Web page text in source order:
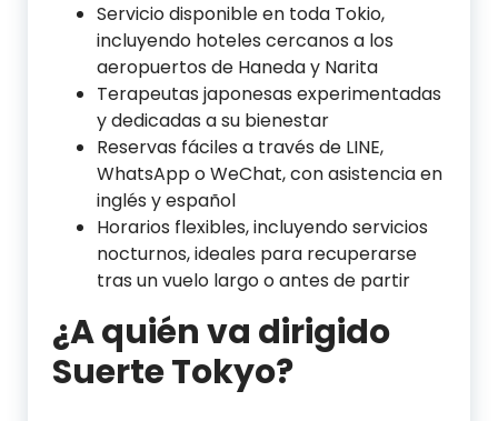
Servicio disponible en toda Tokio,
incluyendo hoteles cercanos a los
aeropuertos de Haneda y Narita
Terapeutas japonesas experimentadas
y dedicadas a su bienestar
Reservas fáciles a través de LINE,
WhatsApp o WeChat, con asistencia en
inglés y español
Horarios flexibles, incluyendo servicios
nocturnos, ideales para recuperarse
tras un vuelo largo o antes de partir
¿A quién va dirigido
Suerte Tokyo?